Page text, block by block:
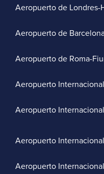
Aeropuerto de Londres-
Aeropuerto de
Aeropuerto de Roma-
Aeropuerto
Aeropuerto
Aeropuerto
Aeropuerto